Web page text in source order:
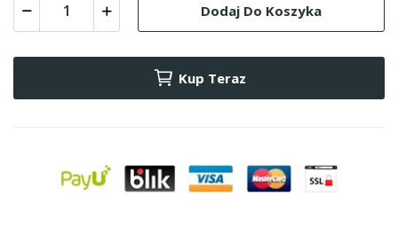
Dodaj Do Koszyka
Kup Teraz